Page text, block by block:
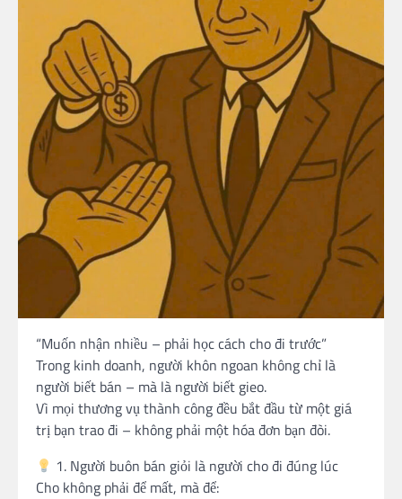
“Muốn nhận nhiều – phải học cách cho đi trước”
Trong kinh doanh, người khôn ngoan không chỉ là
người biết bán – mà là người biết gieo.
Vì mọi thương vụ thành công đều bắt đầu từ một giá
trị bạn trao đi – không phải một hóa đơn bạn đòi.
1. Người buôn bán giỏi là người cho đi đúng lúc
Cho không phải để mất, mà để: